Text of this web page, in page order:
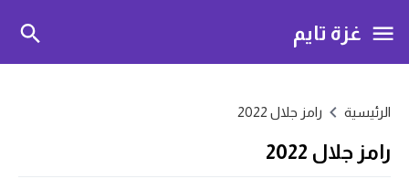
غزة تايم
الرئيسية رامز جلال 2022
رامز جلال 2022